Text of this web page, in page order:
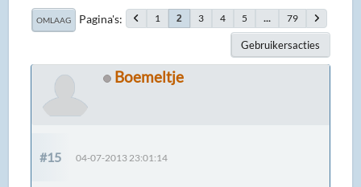
OMLAAG Pagina's 1 2 3 4 5 ... 79
Gebruikersacties
Boemeltje
#15 04-07-2013 23:01:14